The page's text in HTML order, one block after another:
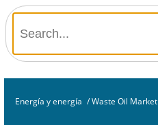
Energía y energía / Waste Oil Market